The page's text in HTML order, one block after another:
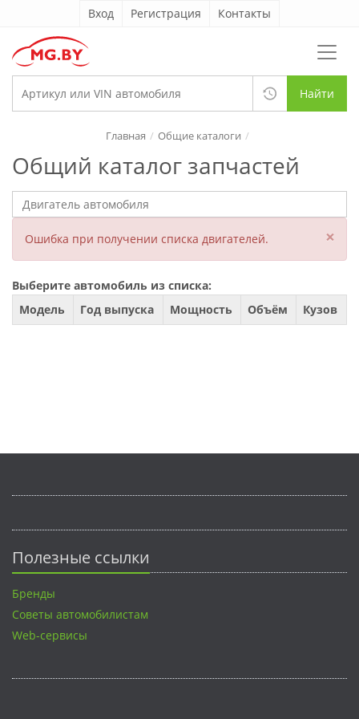
Вход Регистрация Контакты
Найти
Общий каталог запчастей
Главная Общие каталоги
Ошибка при получении списка двигателей. ×
Выберите автомобиль из списка:
Модель
Год выпуска Мощность Объём Кузов
Полезные ссылки
Бренды
Советы автомобилистам
Web-сервисы